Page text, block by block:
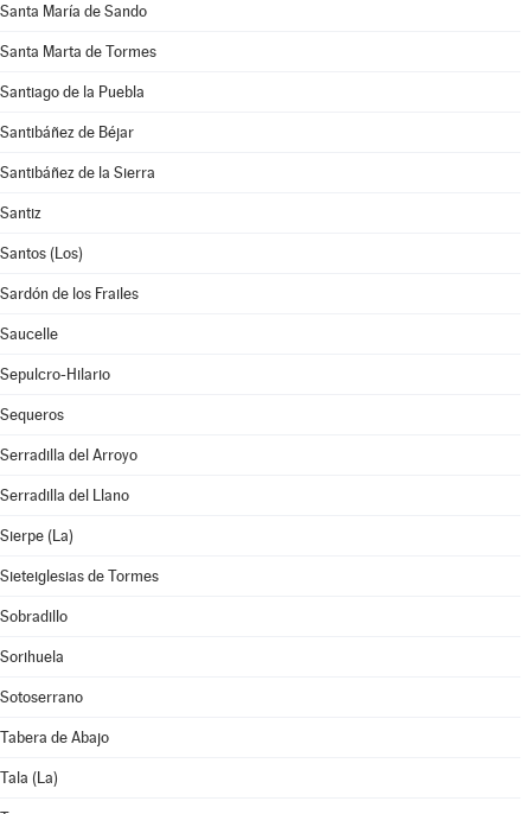
Santa María de Sando
Santa Marta de Tormes
Santiago de la Puebla
Santibáñez de Béjar
Santibáñez de la Sierra
Santiz
Santos (Los)
Sardón de los Frailes
Saucelle
Sepulcro-Hilario
Sequeros
Serradilla del Arroyo
Serradilla del Llano
Sierpe (La)
Sieteiglesias de Tormes
Sobradillo
Sorihuela
Sotoserrano
Tabera de Abajo
Tala (La)